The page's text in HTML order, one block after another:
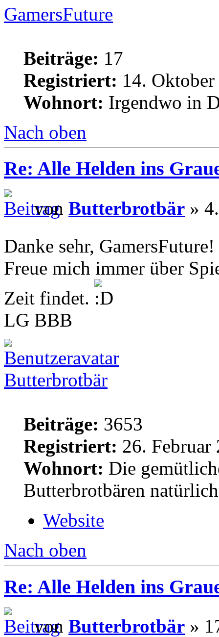
GamersFuture
Beiträge: 17
Registriert: 14.
Wohnort: Irgendwo in
Nach oben
Re: Alle Helden ins
von Butterbrotbär »
Danke sehr, GamersFuture!
Freue mich immer über
Zeit findet.
LG BBB
Butterbrotbär
Beiträge: 3653
Registriert: 26. Februar
Wohnort: Die
Butterbrotbären
Website
Nach oben
Re: Alle Helden ins
von Butterbrotbär »